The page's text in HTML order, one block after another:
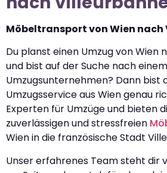
Möbeltransport von Wien
Du planst einen Umzug von Wien
und bist auf der Suche nach
Umzugsunternehmen? Dann bist
Umzugsservice aus Wien genau
Experten für Umzüge und bieten
zuverlässigen und stressfreien
Wien in die französische Stadt
Unser erfahrenes Team steht dir